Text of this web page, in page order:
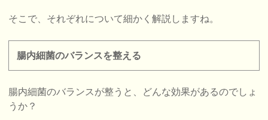
そこで、それぞれについて細かく解説しますね。
腸内細菌のバランスを整える
腸内細菌のバランスが整うと、どんな効果があるのでしょ
うか？